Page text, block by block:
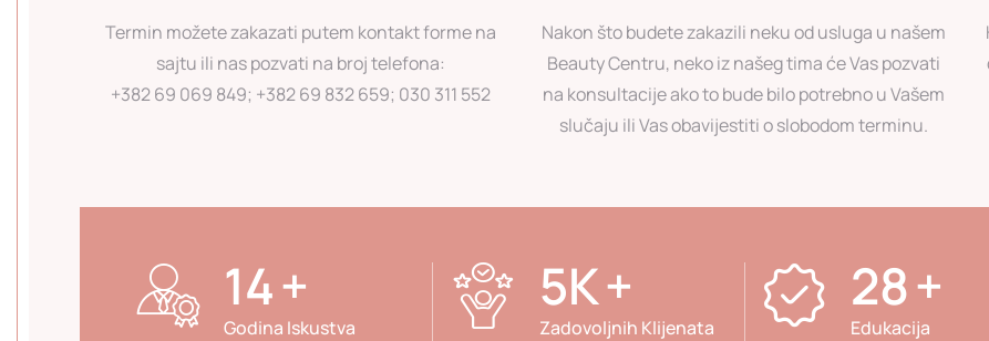
Termin možete zakazati putem kontakt forme na
sajtu ili nas pozvati na broj telefona:
+382 69 069 849; +382 69 832 659; 030 311 552
Nakon što budete zakazili neku od usluga u našem
Beauty Centru, neko iz našeg tima će Vas pozvati
na konsultacije ako to bude bilo potrebno u Vašem
slučaju ili Vas obavijestiti o slobodom terminu.
23 +
Godina Iskustva
9K+
Zadovoljnih Klijenata
46+
Edukacija